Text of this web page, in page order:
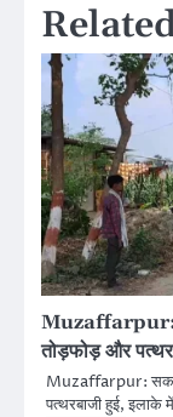
Muzaffarpur:
तोड़फोड़ और
Muzaffarpur: सकरा
पत्थरबाजी हुई,